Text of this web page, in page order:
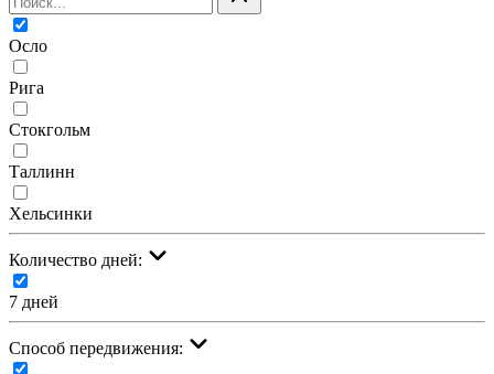
Осло
Рига
Стокгольм
Таллинн
Хельсинки
Количество дней:
7 дней
Cпособ передвижения: